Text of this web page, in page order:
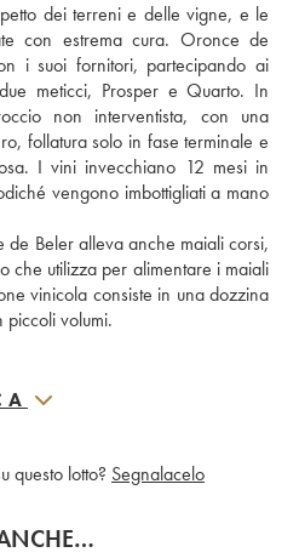
dei terreni e delle vigne, e le
con estrema cura. Oronce de
i suoi fornitori, partecipando ai
meticci, Prosper e Quarto. In
non interventista, con una
follatura solo in fase terminale e
I vini invecchiano 12 mesi in
vengono imbottigliati a mano
Beler alleva anche maiali corsi,
che utilizza per alimentare i maiali
vinicola consiste in una dozzina
volumi.
questo lotto? Segnalacelo